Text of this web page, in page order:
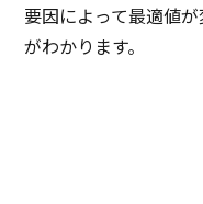
要因によって最適値
がわかります。